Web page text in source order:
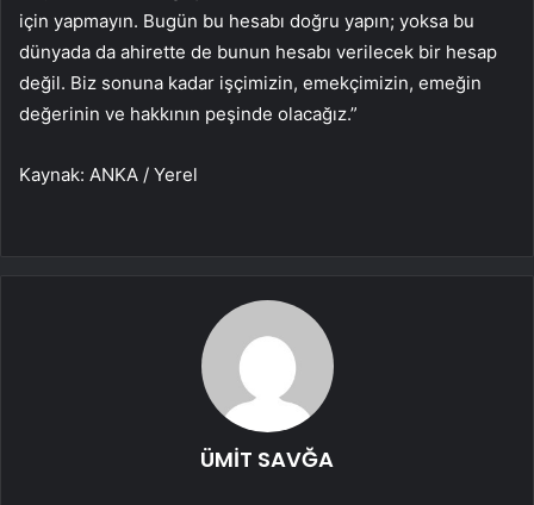
için yapmayın. Bugün bu hesabı doğru yapın; yoksa bu
dünyada da ahirette de bunun hesabı verilecek bir hesap
değil. Biz sonuna kadar işçimizin, emekçimizin, emeğin
değerinin ve hakkının peşinde olacağız.”
Kaynak: ANKA / Yerel
ÜMİT SAVĞA